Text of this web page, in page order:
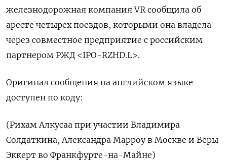
железнодорожная компания VR сообщила об
аресте четырех поездов, которыми она владела
через совместное предприятие с российским
партнером РЖД <IPO-RZHD.L>.
Оригинал сообщения на английском языке
доступен по коду:
(Рихам Алкусаа при участии Владимира
Солдаткина, Александра Марроу в Москве и Веры
Эккерт во Франкфурте-на-Майне)